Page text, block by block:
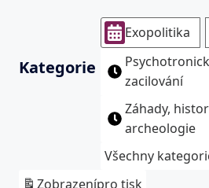
Kategorie
Exopolitika
zacilování
Záhady,
archeologie
Všechny
Zobrazenípro tisk